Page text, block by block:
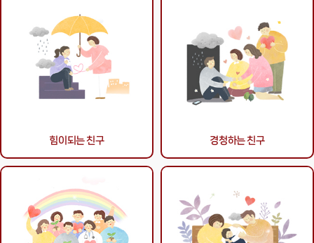
힘이되는 친구 경청하는 친구